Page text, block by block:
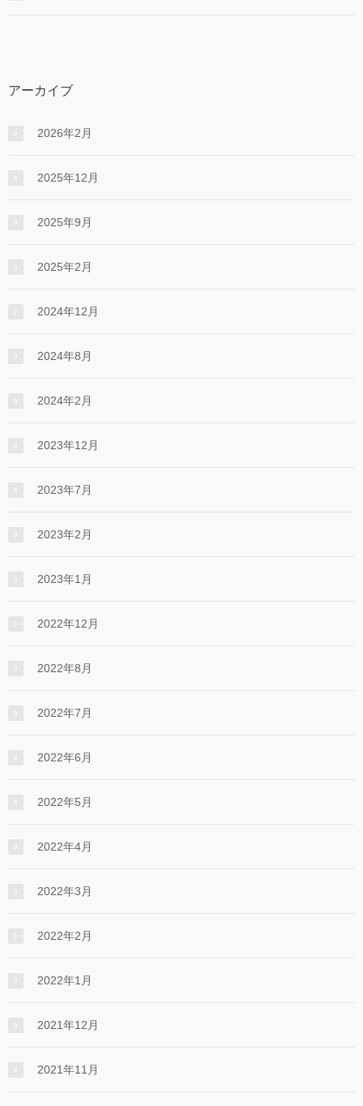
アーカイブ
2026年2月
2025年12月
2025年9月
2025年2月
2024年12月
2024年8月
2024年2月
2023年12月
2023年7月
2023年2月
2023年1月
2022年12月
2022年8月
2022年7月
2022年6月
2022年5月
2022年4月
2022年3月
2022年2月
2022年1月
2021年12月
2021年11月